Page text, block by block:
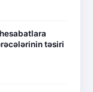
təsiri